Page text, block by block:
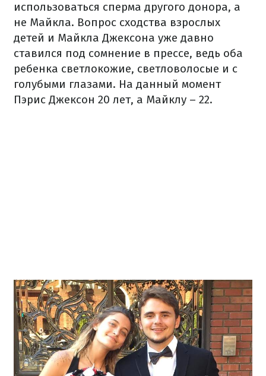
использоваться сперма другого донора, а
не Майкла. Вопрос сходства взрослых
детей и Майкла Джексона уже давно
ставился под сомнение в прессе, ведь оба
ребенка светлокожие, светловолосые и с
голубыми глазами. На данный момент
Пэрис Джексон 20 лет, а Майклу – 22.